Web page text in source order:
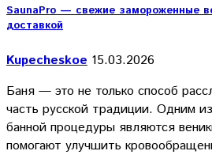
SaunaPro — свежие замороженные
доставкой
Kupecheskoe 15.03.2026
Баня — это не только способ
часть русской традиции. Одним
банной процедуры являются
помогают улучшить